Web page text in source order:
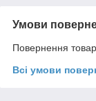
Умови
Повернення
Всі умови